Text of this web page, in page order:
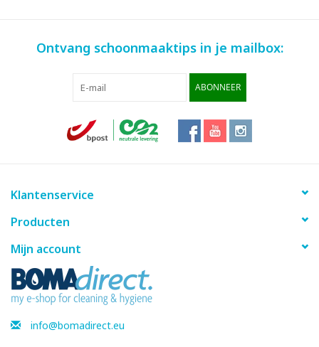
Ontvang schoonmaaktips in je mailbox:
ABONNEER
Klantenservice
Producten
Mijn account
info@bomadirect.eu